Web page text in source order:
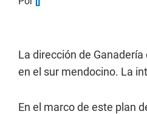
La dirección de
en el sur mendocino. La
En el marco de este plan